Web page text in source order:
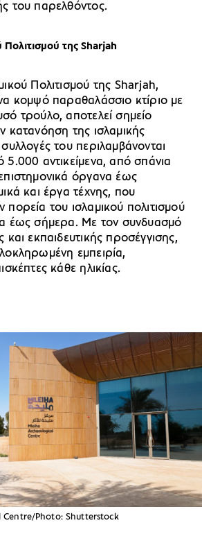
του παρελθόντος.
Πολιτισμού της Sharjah
Πολιτισμού της Sharjah,
κομψό παραθαλάσσιο κτίριο με
τρούλο, αποτελεί σημείο
κατανόηση της ισλαμικής
του περιλαμβάνονται
αντικείμενα, από σπάνια
όργανα έως
και έργα τέχνης, που
του ισλαμικού πολιτισμού
έως σήμερα. Με τον συνδυασμό
και εκπαιδευτικής προσέγγισης,
εμπειρία,
κάθε ηλικίας.
Centre/Photo: Shutterstock